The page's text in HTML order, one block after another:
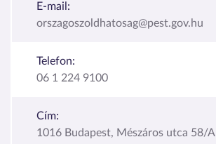
E-mail:
orszagoszoldhatosag@pest.gov.hu
Telefon:
06 1 224 9100
Cím:
1016 Budapest, Mészáros utca 58/A